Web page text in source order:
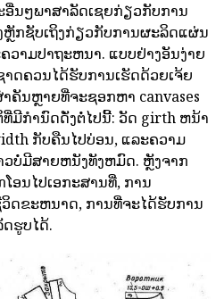
ອື່ນໆພາສາລັດເຊຍກ່ຽວກັບການ
ຫຼັກຊັບເຖິງກ່ຽວກັບການຜະລິດແຜ່ນ
ວາມປາຖະຫນາ. ແບບຢ່າງອັນງ່າຍ
າດຄວນໄດ້ຮັບການເຮັດດ້ວຍເຈ້ຍ
ຄັນຫຼາຍທີ່ຈະຊອກຫາ canvases
ມີກໍານົດດັ່ງຕໍ່ໄປນີ້: ວັດ girth ຫນ້າ
ກັບຄືນໄປບ່ອນ, ແລະຄວາມ
ວບໍ່ມີສາຍຫນັງທັງຫມົດ. ຫຼັງຈາກ
ອນໄປເອກະສານທີ່, ການ
ດຂະຫນາດ, ການທີ່ຈະໄດ້ຮັບການ
ຮູບໄດ້.